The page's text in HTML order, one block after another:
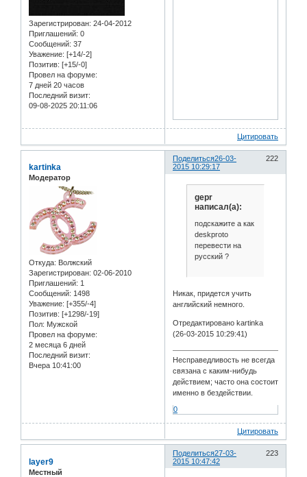
Зарегистрирован: 24-04-2012
Приглашений: 0
Сообщений: 37
Уважение: [+14/-2]
Позитив: [+15/-0]
Провел на форуме:
7 дней 20 часов
Последний визит:
09-08-2025 20:11:06
Цитировать
Поделиться 222
26-03-
2015 10:29:17
kartinka
Модератор
Откуда: Волжский
Зарегистрирован: 02-06-2010
Приглашений: 1
Сообщений: 1498
Уважение: [+355/-4]
Позитив: [+1298/-19]
Пол: Мужской
Провел на форуме:
2 месяца 6 дней
Последний визит:
Вчера 10:41:00
gepr
написал(а):
подскажите а как
deskproto
перевести на
русский ?
Никак, придется учить
английский немного.
Отредактировано kartinka
(26-03-2015 10:29:41)
Несправедливость не всегда
связана с каким-нибудь
действием; часто она состоит
именно в бездействии.
0
Цитировать
Поделиться 223
27-03-
2015 10:47:42
layer9
Местный